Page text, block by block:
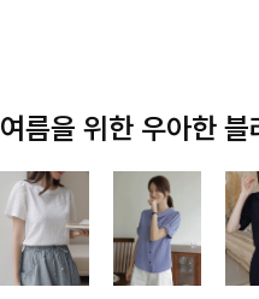
여름을 위한 우아한